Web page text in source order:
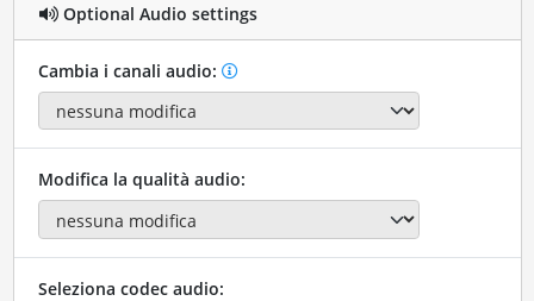
Optional Audio settings
Cambia i canali audio:
Modifica la qualità audio:
Seleziona codec audio: